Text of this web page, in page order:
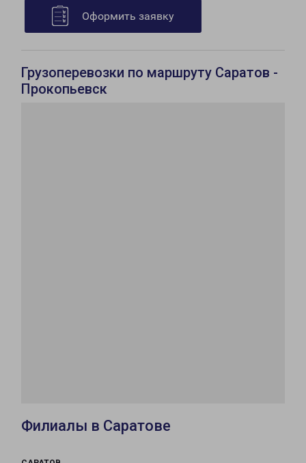
Оформить заявку
Грузоперевозки по маршруту Саратов -
Прокопьевск
Филиалы в Саратове